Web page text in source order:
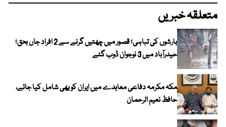
متعلقہ خبریں
بارشوں کی تباہی؛ قصور میں چھتیں گرنے سے 2 افراد جاں بحق؛
حیدرآباد میں 3 نوجوان ڈوب گئے
مکہ مکرمہ دفاعی معاہدے میں ایران کو بھی شامل کیا جائے،
حافظ نعیم الرحمان